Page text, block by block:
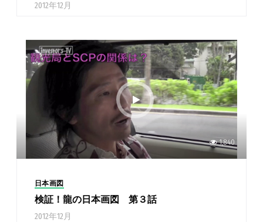
2012年12月
1,840
日本画図
検証！龍の日本画図 第３話
2012年12月